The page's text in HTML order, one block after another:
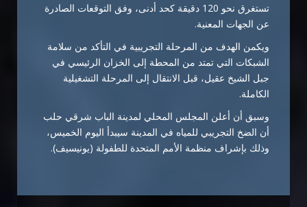
تستغرق نحو 120 دقيقة كحد أدنى، وفق التوقعات الصادرة
عن الجهات المعنية.
ويكمن الهدف من المرحلة التجريبية في التأكد من سلامة
الشبكات التي تمتد من المحطة إلى الخزان الرئيسي في
جبل الشيخ عقيل، قبل الانتقال إلى المرحلة التشغيلية
الكاملة.
وسبق أن أعلن المجلس المحلي لمدينة الباب شرقي حلب
أن الضخ التجريبي للمياه في المدينة سيبدأ اليوم الخميس،
وذلك بإشراف منظمة الأمم المتحدة للطفولة (يونيسيف).